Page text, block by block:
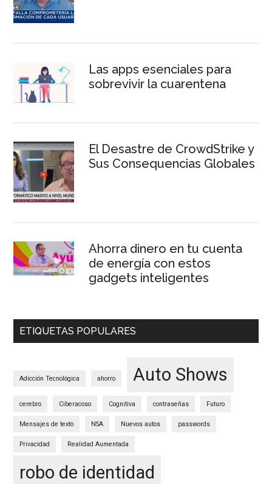
Las apps esenciales para
sobrevivir la cuarentena
El Desastre de CrowdStrike y
Sus Consequencias Globales
Ahorra dinero en tu cuenta
de energía con estos
gadgets inteligentes
ETIQUETAS POPULARES
Adicción Tecnológica ahorro Auto Shows
cerebro Ciberacoso Cognitiva contraseñas Futuro
Mensajes de texto NSA Nuevos autos passwords
Privacidad Realidad Aumentada
robo de identidad